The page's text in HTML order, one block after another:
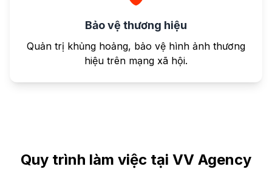
Bảo vệ thương hiệu
Quản trị khủng hoảng, bảo vệ hình ảnh thương
hiệu trên mạng xã hội.
Quy trình làm việc tại VV Agency